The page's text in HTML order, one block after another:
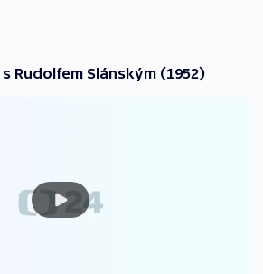
Rudolfem Slánským (1952)